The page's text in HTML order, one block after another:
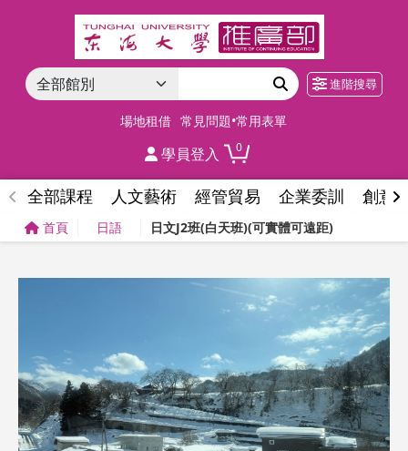
進階搜尋
場地租借 常見問題•常用表單
學員登入 0
全部課程 人文藝術 經管貿易 企業委訓 創意
首頁 日語 日文J2班(白天班)(可實體可遠距)